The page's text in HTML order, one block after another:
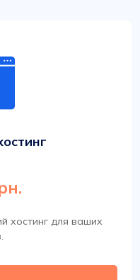
хостинг для ваших